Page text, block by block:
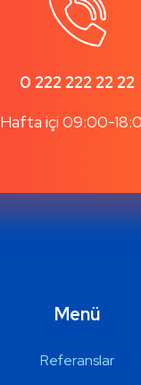
0 222 222 22 22
Hafta içi 09:00-
Menü
Referanslar